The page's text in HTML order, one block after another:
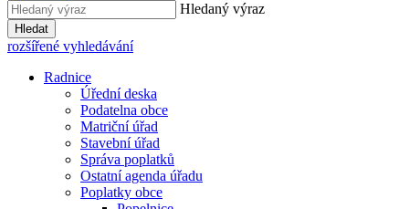
Hledaný výraz
Hledat
rozšířené vyhledávání
Radnice
Úřední deska
Podatelna obce
Matriční úřad
Stavební úřad
Správa poplatků
Ostatní agenda úřadu
Poplatky obce